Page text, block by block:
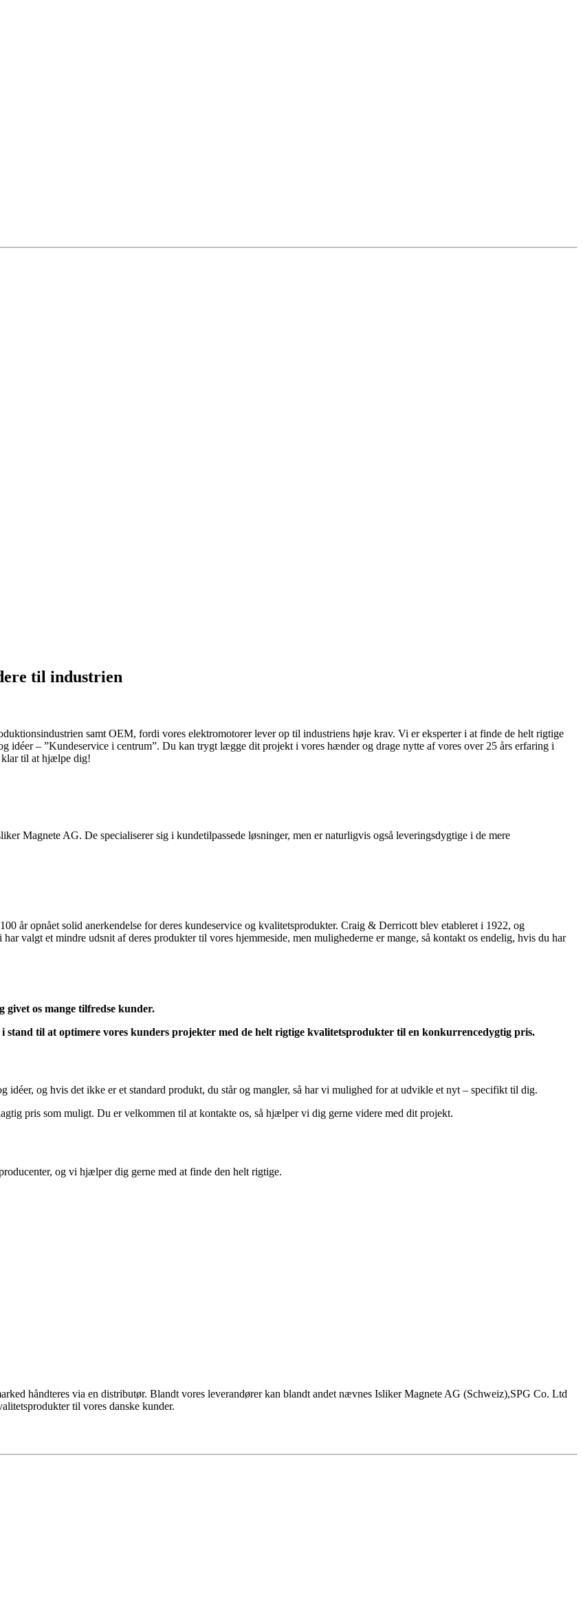
til industrien
samt OEM, fordi vores elektromotorer lever op til industriens høje krav. Vi er eksperter i at finde de helt rigtige
– ”Kundeservice i centrum”. Du kan trygt lægge dit projekt i vores hænder og drage nytte af vores over 25 års erfaring i
klar til at hjælpe dig!
Magnete AG. De specialiserer sig i kundetilpassede løsninger, men er naturligvis også leveringsdygtige i de mere
år opnået solid anerkendelse for deres kundeservice og kvalitetsprodukter. Craig & Derricott blev etableret i 1922, og
valgt et mindre udsnit af deres produkter til vores hjemmeside, men mulighederne er mange, så kontakt os endelig, hvis du har
givet os mange tilfredse kunder.
stand til at optimere vores kunders projekter med de helt rigtige kvalitetsprodukter til en konkurrencedygtig pris.
og hvis det ikke er et standard produkt, du står og mangler, så har vi mulighed for at udvikle et nyt – specifikt til dig.
pris som muligt. Du er velkommen til at kontakte os, så hjælper vi dig gerne videre med dit projekt.
og vi hjælper dig gerne med at finde den helt rigtige.
håndteres via en distributør. Blandt vores leverandører kan blandt andet nævnes Isliker Magnete AG (Schweiz),SPG Co. Ltd
til vores danske kunder.